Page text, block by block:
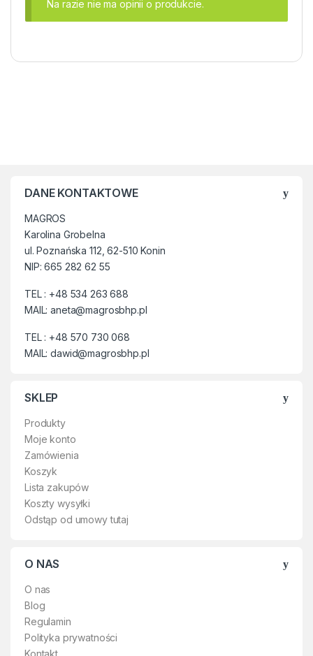
Na razie nie ma opinii o produkcie.
DANE KONTAKTOWE
MAGROS
Karolina Grobelna
ul. Poznańska 112, 62-510 Konin
NIP: 665 282 62 55
TEL : +48 534 263 688
MAIL: aneta@magrosbhp.pl
TEL : +48 570 730 068
MAIL: dawid@magrosbhp.pl
SKLEP
Produkty
Moje konto
Zamówienia
Koszyk
Lista zakupów
Koszty wysyłki
Odstąp od umowy tutaj
O NAS
O nas
Blog
Regulamin
Polityka prywatności